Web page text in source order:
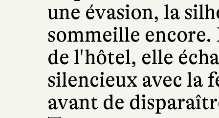
une évasion, la
sommeille
de l'hôtel, elle
silencieux avec la
avant de